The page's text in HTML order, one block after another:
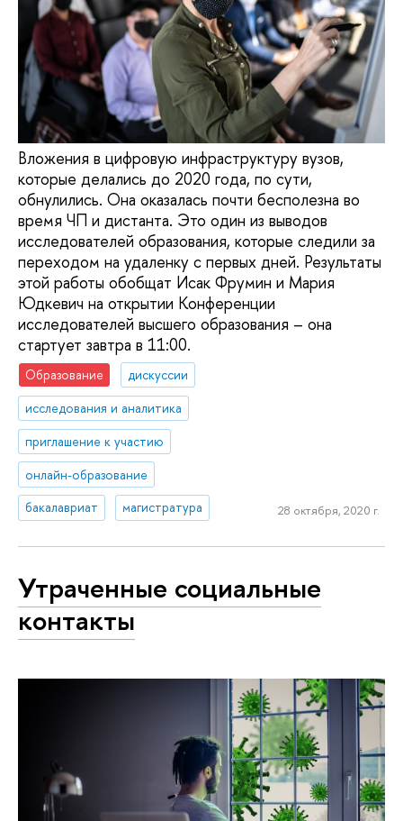
Вложения в цифровую инфраструктуру вузов,
которые делались до 2020 года, по сути,
обнулились. Она оказалась почти бесполезна во
время ЧП и дистанта. Это один из выводов
исследователей образования, которые следили за
переходом на удаленку с первых дней. Результаты
этой работы обобщат Исак Фрумин и Мария
Юдкевич на открытии Конференции
исследователей высшего образования – она
стартует завтра в 11:00.
Образование
дискуссии
исследования и аналитика
приглашение к участию
онлайн-образование
бакалавриат
магистратура 28 октября, 2020 г.
Утраченные социальные
контакты